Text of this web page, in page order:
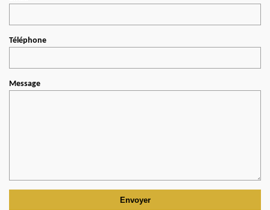
Téléphone
Message